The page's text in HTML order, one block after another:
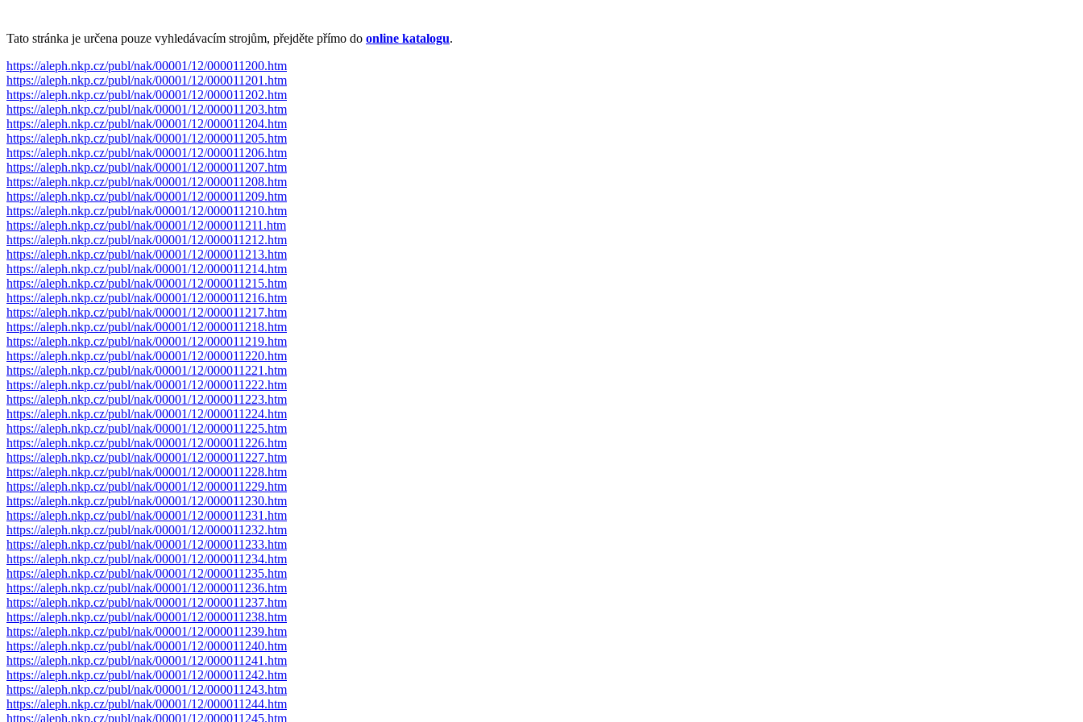
Tato stránka je určena pouze vyhledávacím strojům, přejděte přímo do online katalogu.
https://aleph.nkp.cz/publ/nak/00001/12/000011200.htm
https://aleph.nkp.cz/publ/nak/00001/12/000011201.htm
https://aleph.nkp.cz/publ/nak/00001/12/000011202.htm
https://aleph.nkp.cz/publ/nak/00001/12/000011203.htm
https://aleph.nkp.cz/publ/nak/00001/12/000011204.htm
https://aleph.nkp.cz/publ/nak/00001/12/000011205.htm
https://aleph.nkp.cz/publ/nak/00001/12/000011206.htm
https://aleph.nkp.cz/publ/nak/00001/12/000011207.htm
https://aleph.nkp.cz/publ/nak/00001/12/000011208.htm
https://aleph.nkp.cz/publ/nak/00001/12/000011209.htm
https://aleph.nkp.cz/publ/nak/00001/12/000011210.htm
https://aleph.nkp.cz/publ/nak/00001/12/000011211.htm
https://aleph.nkp.cz/publ/nak/00001/12/000011212.htm
https://aleph.nkp.cz/publ/nak/00001/12/000011213.htm
https://aleph.nkp.cz/publ/nak/00001/12/000011214.htm
https://aleph.nkp.cz/publ/nak/00001/12/000011215.htm
https://aleph.nkp.cz/publ/nak/00001/12/000011216.htm
https://aleph.nkp.cz/publ/nak/00001/12/000011217.htm
https://aleph.nkp.cz/publ/nak/00001/12/000011218.htm
https://aleph.nkp.cz/publ/nak/00001/12/000011219.htm
https://aleph.nkp.cz/publ/nak/00001/12/000011220.htm
https://aleph.nkp.cz/publ/nak/00001/12/000011221.htm
https://aleph.nkp.cz/publ/nak/00001/12/000011222.htm
https://aleph.nkp.cz/publ/nak/00001/12/000011223.htm
https://aleph.nkp.cz/publ/nak/00001/12/000011224.htm
https://aleph.nkp.cz/publ/nak/00001/12/000011225.htm
https://aleph.nkp.cz/publ/nak/00001/12/000011226.htm
https://aleph.nkp.cz/publ/nak/00001/12/000011227.htm
https://aleph.nkp.cz/publ/nak/00001/12/000011228.htm
https://aleph.nkp.cz/publ/nak/00001/12/000011229.htm
https://aleph.nkp.cz/publ/nak/00001/12/000011230.htm
https://aleph.nkp.cz/publ/nak/00001/12/000011231.htm
https://aleph.nkp.cz/publ/nak/00001/12/000011232.htm
https://aleph.nkp.cz/publ/nak/00001/12/000011233.htm
https://aleph.nkp.cz/publ/nak/00001/12/000011234.htm
https://aleph.nkp.cz/publ/nak/00001/12/000011235.htm
https://aleph.nkp.cz/publ/nak/00001/12/000011236.htm
https://aleph.nkp.cz/publ/nak/00001/12/000011237.htm
https://aleph.nkp.cz/publ/nak/00001/12/000011238.htm
https://aleph.nkp.cz/publ/nak/00001/12/000011239.htm
https://aleph.nkp.cz/publ/nak/00001/12/000011240.htm
https://aleph.nkp.cz/publ/nak/00001/12/000011241.htm
https://aleph.nkp.cz/publ/nak/00001/12/000011242.htm
https://aleph.nkp.cz/publ/nak/00001/12/000011243.htm
https://aleph.nkp.cz/publ/nak/00001/12/000011244.htm
https://aleph.nkp.cz/publ/nak/00001/12/000011245.htm